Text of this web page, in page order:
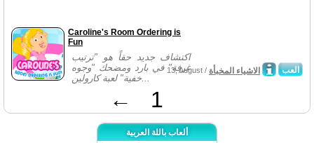
Caroline's Room Ordering is
Fun
اكتشاف جديد حقاً هو "ترتيب
غرفة" في بارد ومضحك "وجوه
خفية" لعبة كارولين...
العب 13, August / الاشياء المخبأة
← 1
ألعاب باللة العربية